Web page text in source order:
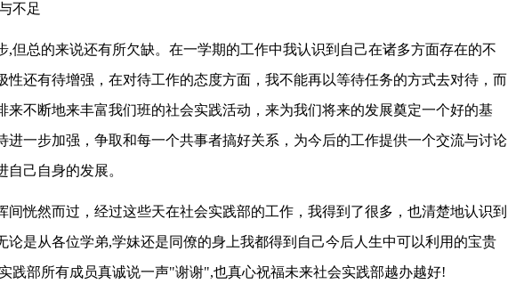
不足
,但总的来说还有所欠缺。在一学期的工作中我认识到自己在诸多方面存在的不
性还有待增强，在对待工作的态度方面，我不能再以等待任务的方式去对待，而
来不断地来丰富我们班的社会实践活动，来为我们将来的发展奠定一个好的基
进一步加强，争取和每一个共事者搞好关系，为今后的工作提供一个交流与讨论
己自身的发展。
间恍然而过，经过这些天在社会实践部的工作，我得到了很多，也清楚地认识到
论是从各位学弟,学妹还是同僚的身上我都得到自己今后人生中可以利用的宝贵
践部所有成员真诚说一声"谢谢",也真心祝福未来社会实践部越办越好!